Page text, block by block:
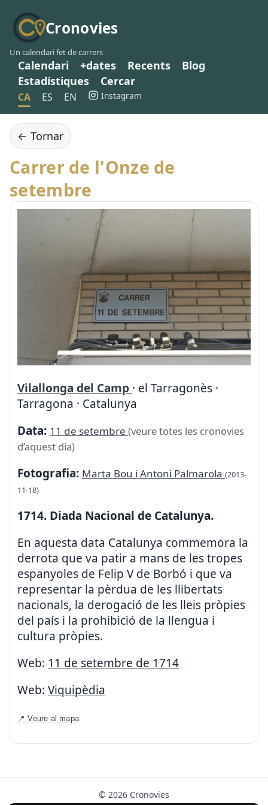
Cronovies
Un calendari fet de carrers
Calendari +dates Recents
Blog
Estadístiques
Cercar
CA ES EN Instagram
← Tornar
Carrer de l'Onze de
setembre
Vilallonga del Camp · el Tarragonès ·
Tarragona · Catalunya
Data: 11 de setembre (veure totes les cronovies
d’aquest dia)
Fotografia: Marta Bou i Antoni Palmarola (2013-
11-18)
1714. Diada Nacional de Catalunya.
En aquesta data Catalunya commemora la
derrota que va patir a mans de les tropes
espanyoles de Felip V de Borbó i que va
representar la pèrdua de les llibertats
nacionals, la derogació de les lleis pròpies
del país i la prohibició de la llengua i
cultura pròpies.
Web: 11 de setembre de 1714
Web: Viquipèdia
📍 Veure al mapa
© 2026 Cronovies